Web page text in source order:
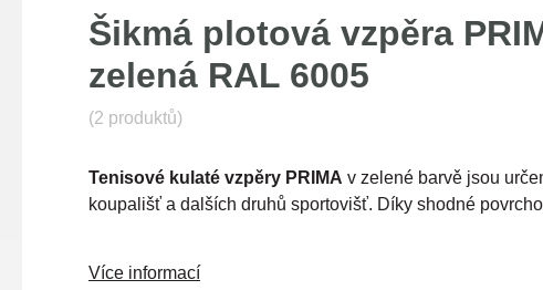
Šikmá plotová vzpěra
zelená RAL 6005
(2 produktů)
Tenisové kulaté vzpěry PRIMA v zelené barvě jsou
koupališť a dalších druhů sportovišť. Díky shodné
Více informací